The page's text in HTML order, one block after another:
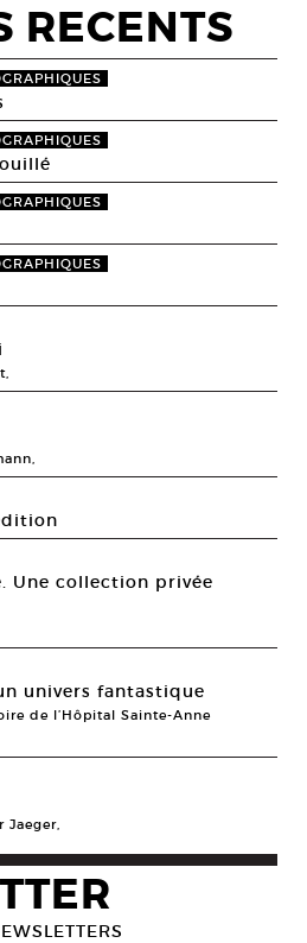
RECENTS
Une collection privée
univers fantastique
de l’Hôpital Sainte-Anne
Jaeger,